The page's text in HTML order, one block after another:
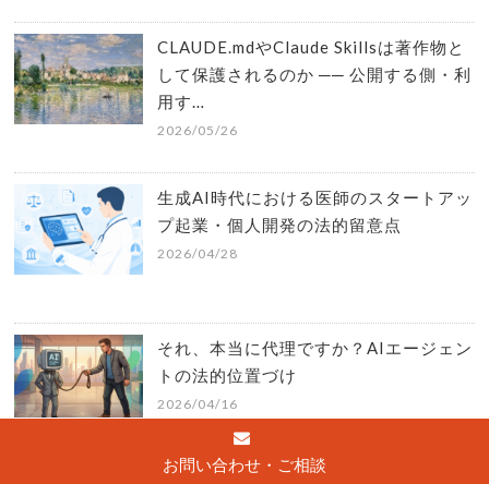
CLAUDE.mdやClaude Skillsは著作物と
して保護されるのか ── 公開する側・利
用す…
2026/05/26
生成AI時代における医師のスタートアッ
プ起業・個人開発の法的留意点
2026/04/28
それ、本当に代理ですか？AIエージェン
トの法的位置づけ
2026/04/16
お問い合わせ・ご相談